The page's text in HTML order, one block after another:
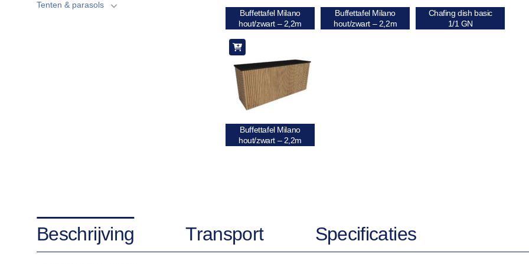
Tenten & parasols
Buffettafel Milano
hout/zwart – 2,2m
Buffettafel Milano
hout/zwart – 2,2m
Chafing dish basic
1/1 GN
Buffettafel Milano
hout/zwart – 2,2m
Beschrijving Transport Specificaties